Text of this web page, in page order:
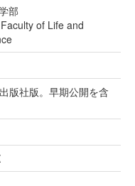
部
of Life and
版社版。早期公開を含